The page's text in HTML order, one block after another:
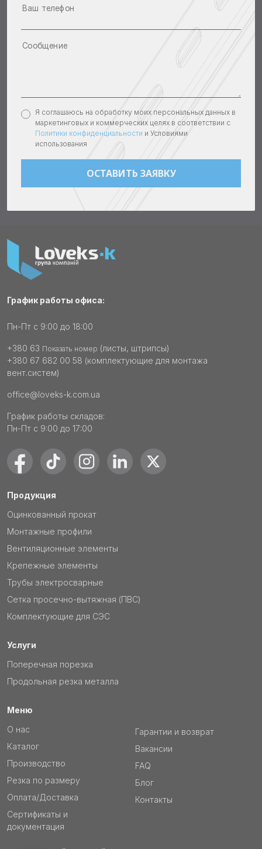
Ваш телефон
Сообщение
Я соглашаюсь на обработку моих персональных данных в
маркетинговых и коммерческих целях в соответствии с
Политики конфиденциальности и Условиями
использования
График работы офиса:
Пн-Пт с 9:00 до 18:00
+380 63 Показать номер (листы, штрипсы)
+380 67 682 00 58 (комплектующие для монтажа
вент.систем)
office@loveks-k.com.ua
График работы складов:
Пн-Пт с 9:00 до 17:00
Продукция
Оцинкованный прокат
Монтажные профили
Вентиляционные элементы
Крепежные элементы
Трубы электросварные
Сетка просечно-вытяжная (ПВС)
Комплектующие для СЭС
Услуги
Поперечная порезка
Продольная резка металла
Меню
О нас
Каталог
Производство
Резка по размеру
Оплата/Доставка
Сертификаты и
документация
Гарантии и возврат
Вакансии
FAQ
Блог
Контакты